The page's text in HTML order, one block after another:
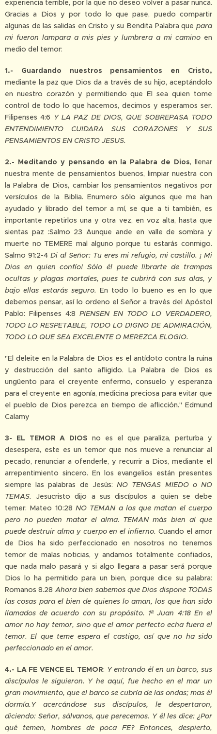
experiencia terrible, por la que no deseo volver a pasar nunca.
Gracias a Dios y por todo lo que pase, puedo compartir
algunas de las salidas en Cristo y su Bendita Palabra que para
mi fueron lampara a mis pies y lumbrera a mi camino en
medio del temor:
1.- Guardando nuestros pensamientos en Cristo,
mediante la paz que Dios da a través de su hijo, aceptándolo
en nuestro corazón y permitiendo que El sea quien tome
control de todo lo que hacemos, decimos y esperamos ser.
Filipenses 4:6 Y LA PAZ DE DIOS, QUE SOBREPASA TODO
ENTENDIMIENTO CUIDARA SUS CORAZONES Y SUS
PENSAMIENTOS EN CRISTO JESUS.
2.- Meditando y pensando en la Palabra de Dios, llenar
nuestra mente de pensamientos buenos, limpiar nuestra con
la Palabra de Dios, cambiar los pensamientos negativos por
versículos de la Biblia. Enumero sólo algunos que me han
ayudado y librado del temor a mí, se que a ti también, es
importante repetirlos una y otra vez, en voz alta, hasta que
sientas paz :Salmo 23 Aunque ande en valle de sombra y
muerte no TEMERE mal alguno porque tu estarás conmigo.
Salmo 91:2-4 Di al Señor: Tu eres mi refugio, mi castillo. ¡ Mi
Dios en quien confío! Sólo él puede librarte de trampas
ocultas y plagas mortales, pues te cubrirá con sus alas, y
bajo ellas estarás seguro.En todo lo bueno es en lo que
debemos pensar, así lo ordeno el Señor a través del Apóstol
Pablo: Filipenses 4:8 PIENSEN EN TODO LO VERDADERO,
TODO LO RESPETABLE, TODO LO DIGNO DE ADMIRACIÓN,
TODO LO QUE SEA EXCELENTE O MEREZCA ELOGIO.
"El deleite en la Palabra de Dios es el antídoto contra la ruina
y destrucción del santo afligido. La Palabra de Dios es
ungüento para el creyente enfermo, consuelo y esperanza
para el creyente en agonía, medicina preciosa para evitar que
el pueblo de Dios perezca en tiempo de aflicción." Edmund
Calamy
3- EL TEMOR A DIOS no es el que paraliza, perturba y
desespera, este es un temor que nos mueve a renunciar al
pecado, renunciar a ofenderle, y recurrir a Dios, mediante el
arrepentimiento sincero. En los evangelios están presentes
siempre las palabras de Jesús:NO TENGAS MIEDO o NO
TEMAS.
Jesucristo dijo a sus discípulos a quien se debe
temer: Mateo 10:28 NO TEMAN a los que matan el cuerpo
pero no pueden matar el alma. TEMAN más bien al que
puede destruir alma y cuerpo en el infierno. Cuando el amor
de Dios ha sido perfeccionado en nosotros no tenemos
temor de malas noticias, y andamos totalmente confiados,
que nada malo pasará y si algo llegara a pasar será porque
Dios lo ha permitido para un bien, porque dice su palabra:
Romanos 8.28 Ahora bien sabemos que Dios dispone TODAS
las cosas para el bien de quienes lo aman, los que han sido
llamados de acuerdo con su propósito. 1ª Juan 4:18 En el
amor no hay temor, sino que el amor perfecto echa fuera el
temor. El que teme espera el castigo, así que no ha sido
perfeccionado en el amor.
4.- LA FE VENCE EL TEMOR: Y entrando él en un barco, sus
discípulos le siguieron. Y he aquí, fue hecho en el mar un
gran movimiento, que el barco se cubría de las ondas; mas él
dormía.Y acercándose sus discípulos, le despertaron,
diciendo: Señor, sálvanos, que perecemos. Y él les dice: ¿Por
qué temen, hombres de poca FE? Entonces, despierto,